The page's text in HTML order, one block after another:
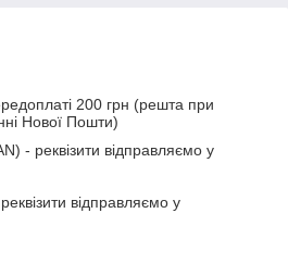
200 грн (решта при
Нової Пошти)
- реквізити відправляємо у
відправляємо у